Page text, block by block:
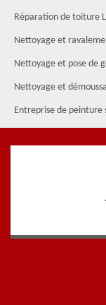
Réparation de toiture
Nettoyage et
Nettoyage et pose de
Nettoyage et
Entreprise de peinture